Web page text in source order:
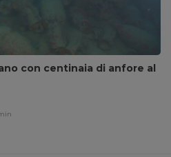
con centinaia di anfore al